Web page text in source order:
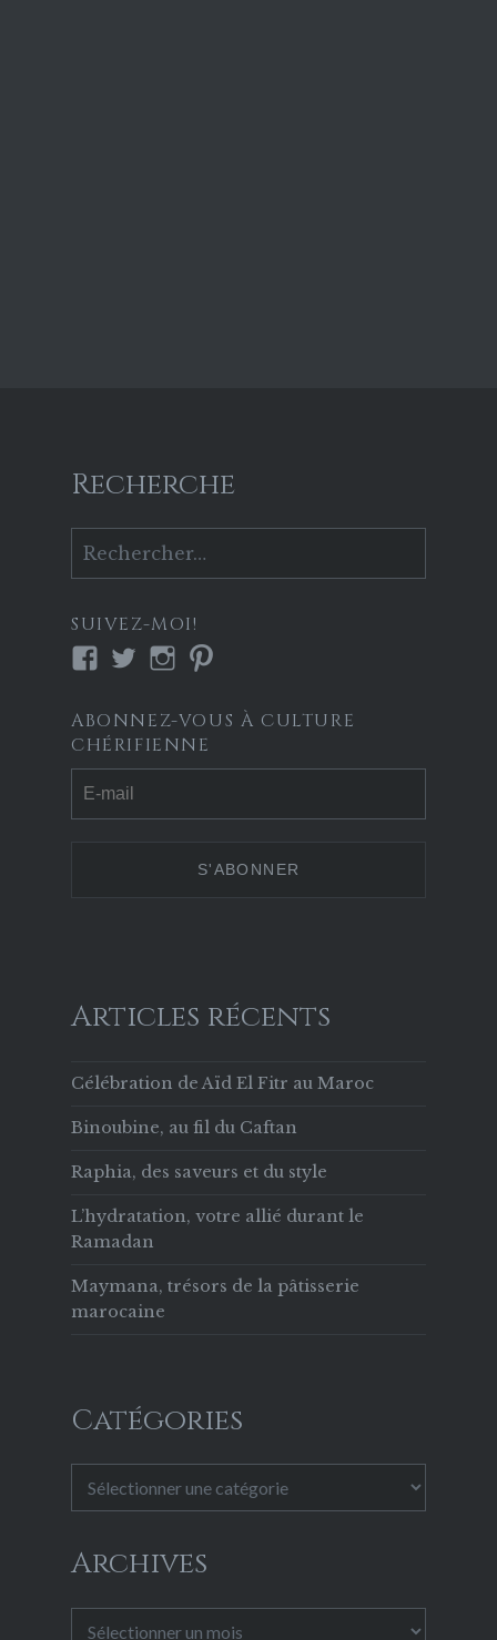
Recherche
Rechercher :
SUIVEZ-MOI!
Voir
profil
de
Culture-
Chérifienne-
629853133756169
Facebook
Voir
profil
de
culture_cherif
Twitter
Voir
profil
de
culture.cherifienne
Instagram
profil
culturecherif
Pinterest
ABONNEZ-VOUS À CULTURE
CHÉRIFIENNE
Articles récents
Célébration de Aïd El Fitr au Maroc
Binoubine, au fil du Caftan
Raphia, des saveurs et du style
L’hydratation, votre allié durant le
Ramadan
Maymana, trésors de la pâtisserie
marocaine
Catégories
Archives